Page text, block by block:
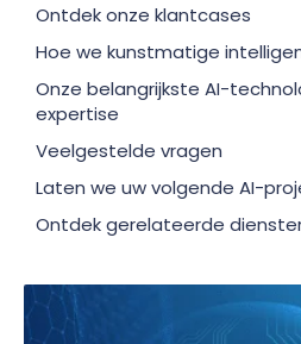
Ontdek onze klantcases
Hoe we kunstmatige
Onze belangrijkste AI-
expertise
Veelgestelde vragen
Laten we uw volgende AI-
Ontdek gerelateerde